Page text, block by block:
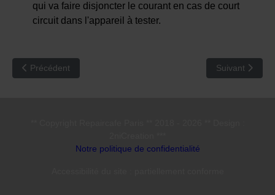
qui va faire disjoncter le courant en cas de court
circuit dans l'appareil à tester.
Article précédent : RCE 03 : Le risque de blessure par les
Précédent Article suivant
Suivant
Notre politique de confidentialité